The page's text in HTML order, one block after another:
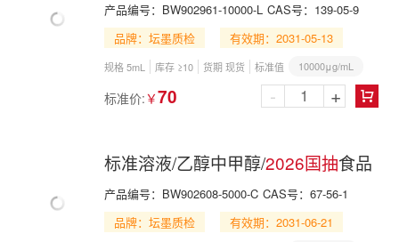
产品编号： BW902961-10000-L CAS号： 139-05-9
品牌：坛墨质检
有效期：2031-05-13
规格 5mL 库存 ≥10 货期 现货 标准值 10000μg/mL
标准价: ￥70 
- +
标准溶液/乙醇中甲醇/2026国抽食品
产品编号： BW902608-5000-C CAS号： 67-56-1
品牌：坛墨质检
有效期：2031-06-21